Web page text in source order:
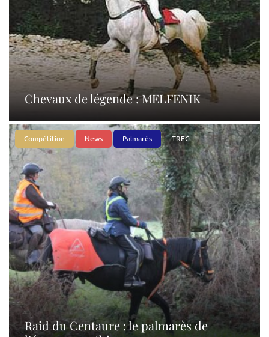
Chevaux de légende : MELFENIK
Compétition News Palmarès TREC
Raid du Centaure : le palmarès de